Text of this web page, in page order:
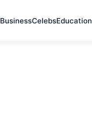
BusinessCelebsEducation